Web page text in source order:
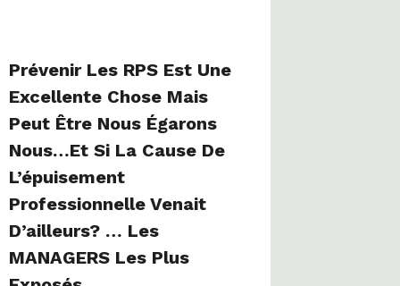
Prévenir Les RPS Est Une
Excellente Chose Mais
Peut Être Nous Égarons
Nous…Et Si La Cause De
L’épuisement
Professionnelle Venait
D’ailleurs? … Les
MANAGERS Les Plus